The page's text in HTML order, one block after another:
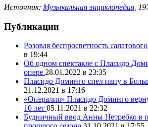
Источник: Музыкальная энциклопедия ,
Публикации
Розовая беспросветность
в 19:44
Об одном спектакле с Пласидо
опере 28.01.2022 в 23:35
Пласидо Доминго спел папу в
21.12.2021 в 17:16
«Опералия» Пласидо Доминго
10 лет 05.11.2021 в 22:32
Будничный ввод Анны Нетребко в